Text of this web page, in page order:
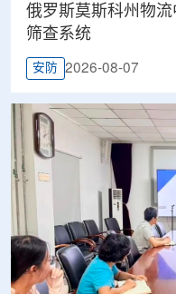
俄罗斯莫斯科州物
筛查系统
安防 2026-08-07